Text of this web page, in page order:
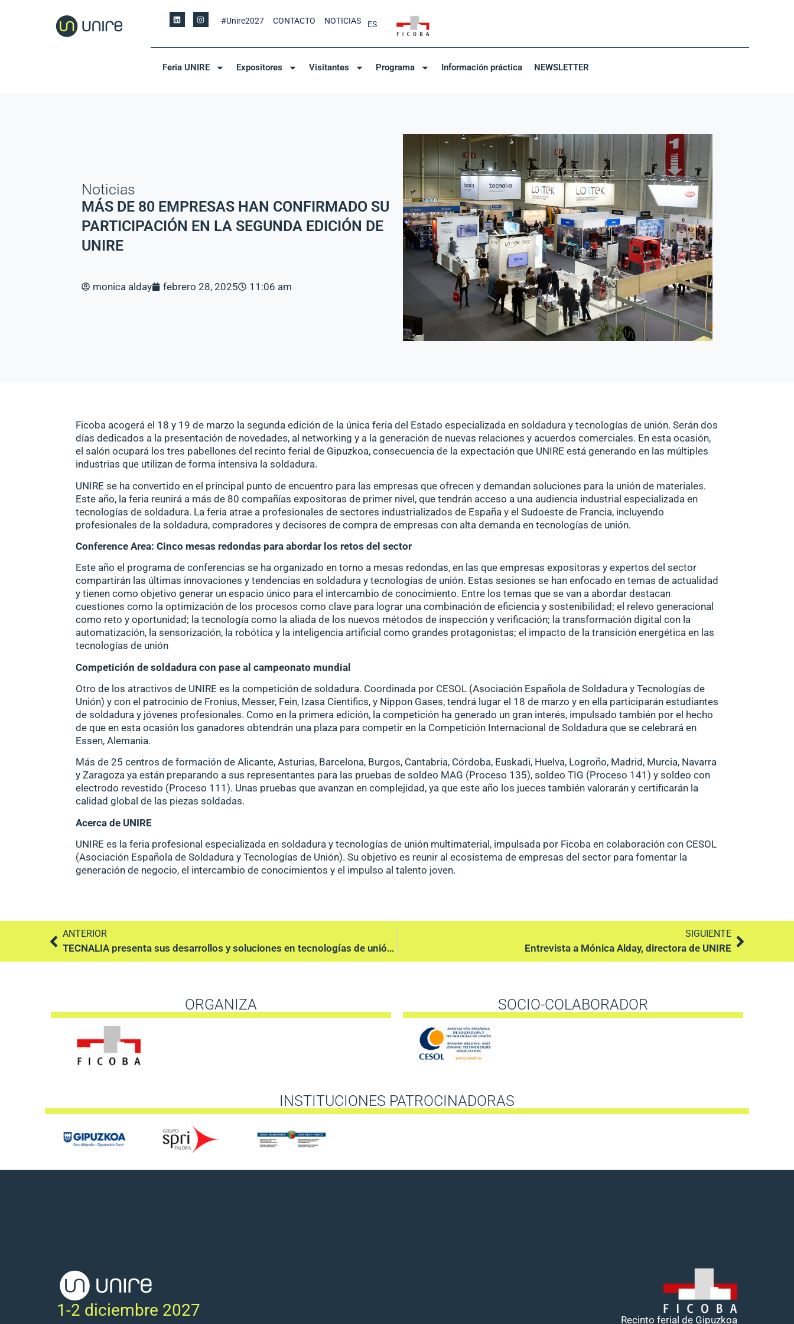
#Unire2027 CONTACTO NOTICIAS ES
Feria UNIRE Expositores Visitantes Programa Información práctica NEWSLETTER
Noticias
MÁS DE 80 EMPRESAS HAN CONFIRMADO SU
PARTICIPACIÓN EN LA SEGUNDA EDICIÓN DE
UNIRE
monica alday febrero 28, 2025 11:06 am
Ficobaacogerá el 18 y 19 de marzo la segunda edición de la únicaferiadel Estado especializada en soldadura y tecnologías de unión. Serán dos
días dedicados a la presentación de novedades, al networking y a la generación de nuevas relaciones y acuerdos comerciales. En esta ocasión,
el salón ocupará los tres pabellones del recinto ferial de Gipuzkoa, consecuencia de la expectación que UNIRE está generando en las múltiples
industrias que utilizan de forma intensiva la soldadura.
UNIRE se ha convertido en el principal punto de encuentro para las empresas que ofrecen y demandan soluciones para la unión de materiales.
Este año, la feria reunirá a más de 80 compañías expositoras de primer nivel, que tendrán acceso a una audiencia industrial especializada en
tecnologías de soldadura. La feria atrae a profesionales de sectores industrializados de España y el Sudoeste de Francia, incluyendo
profesionales de la soldadura, compradores y decisores de compra de empresas con alta demanda en tecnologías de unión.
Conference Area: Cinco mesas redondas para abordar los retos del sector
Este año el programa de conferencias se ha organizado en torno a mesas redondas, en las que empresas expositoras y expertos del sector
compartirán las últimas innovaciones y tendencias en soldadura y tecnologías de unión. Estas sesiones se han enfocado en temas de actualidad
y tienen como objetivo generar un espacio único para el intercambio de conocimiento. Entre los temas que se van a abordar destacan
cuestiones como la optimización de los procesos como clave para lograr una combinación de eficiencia y sostenibilidad; el relevo generacional
como reto y oportunidad; la tecnología como la aliada de los nuevos métodos de inspección y verificación; la transformación digital con la
automatización, la sensorización, la robótica y la inteligencia artificial como grandes protagonistas; el impacto de la transición energética en las
tecnologías de unión
Competición de soldadura con pase al campeonato mundial
Otro de los atractivos de UNIRE es la competición de soldadura. Coordinada porCESOL(Asociación Española de Soldadura y Tecnologías de
Unión) y con el patrocinio de Fronius, Messer, Fein, Izasa Cientifics, y Nippon Gases, tendrá lugar el 18 de marzo y en ella participarán estudiantes
de soldadura y jóvenes profesionales. Como en la primera edición, la competición ha generado un gran interés, impulsado también por el hecho
de que en esta ocasión los ganadores obtendrán una plaza para competir en la Competición Internacional de Soldaduraque se celebrará en
Essen, Alemania.
Más de 25 centros de formación de Alicante, Asturias, Barcelona, Burgos, Cantabria, Córdoba, Euskadi, Huelva, Logroño, Madrid, Murcia, Navarra
y Zaragoza ya están preparando a sus representantes para las pruebas de soldeo MAG (Proceso 135), soldeo TIG (Proceso 141) y soldeo con
electrodo revestido (Proceso 111). Unas pruebas que avanzan en complejidad, ya que este año los jueces también valorarán y certificarán la
calidad global de las piezas soldadas.
Acerca de UNIRE
UNIRE es la feria profesional especializada en soldadura y tecnologías de unión multimaterial , impulsada por Ficobaen colaboración con CESOL
(Asociación Española de Soldadura y Tecnologías de Unión). Su objetivo es reunir al ecosistema de empresas del sector para fomentar la
generación de negocio, el intercambio de conocimientos y el impulso al talento joven.
ANTERIOR
TECNALIA presenta sus desarrollos y soluciones en tecnologías de unión y soldadura en la Feria UNIRE 2025
SIGUIENTE
Entrevista a Mónica Alday, directora de UNIRE
ORGANIZA SOCIO-COLABORADOR
INSTITUCIONES PATROCINADORAS
1-2 diciembre 2027
Recinto ferial de Gipuzkoa